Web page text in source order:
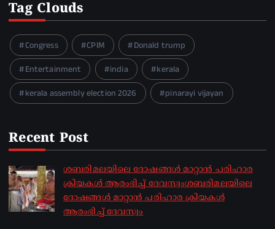
Tag Clouds
Congress CPIM
Donald trump
Entertainment
india
kerala
kerala assembly election 2026
pinarayi vijayan
Recent Post
ശബരിമലയിലെ ദോഷങ്ങൾ മാറ്റാൻ പരിഹാര
ക്രിയകൾ ആരംഭിച്ച് ദേവസ്വംശബരിമലയിലെ
ദോഷങ്ങൾ മാറ്റാൻ പരിഹാര ക്രിയകൾ
ആരംഭിച്ച് ദേവസ്വം